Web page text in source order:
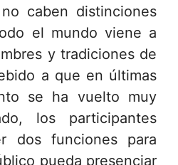
caben distinciones
el mundo viene a
y tradiciones de
a que en últimas
se ha vuelto muy
los participantes
dos funciones para
pueda presenciar